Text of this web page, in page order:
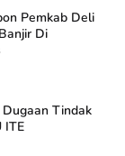
Pemkab Deli
Di
Dugaan Tindak
ITE